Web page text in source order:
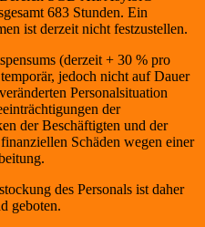
683 Stunden. Ein
ist derzeit nicht festzustellen.
(derzeit + 30 % pro
jedoch nicht auf Dauer
Personalsituation
der
der Beschäftigten und der
Schäden wegen einer
des Personals ist daher
geboten.